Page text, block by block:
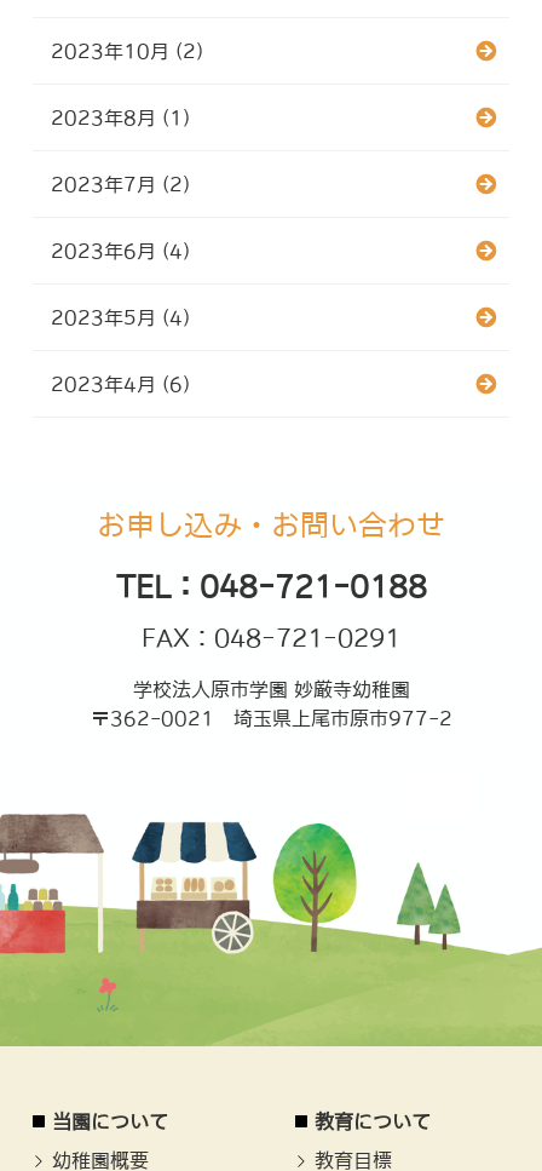
2023年10月 (2)
2023年8月 (1)
2023年7月 (2)
2023年6月 (4)
2023年5月 (4)
2023年4月 (6)
お申し込み・お問い合わせ
TEL：048-721-0188
FAX：048-721-0291
学校法人原市学園 妙厳寺幼稚園
〒362-0021 埼玉県上尾市原市977-2
当園について
幼稚園概要
教育について
教育目標